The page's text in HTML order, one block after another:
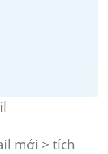
mới > tích